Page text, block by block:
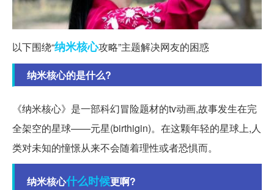
以下围绕“纳米核心攻略”主题解决网友的困惑
纳米核心的是什么?
《纳米核心》是一部科幻冒险题材的tv动画,故事发生在完
全架空的星球——元星(birthigin)。在这颗年轻的星球上,人
类对未知的憧憬从来不会随着理性或者恐惧而。
纳米核心什么时候更啊?